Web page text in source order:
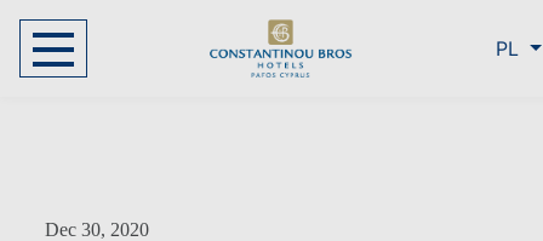
PL
Dec 30, 2020